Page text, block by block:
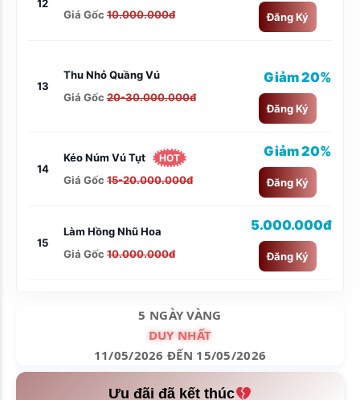
12
Giá Gốc 10.000.000đ Đăng Ký
13
Thu Nhỏ Quầng Vú
Giá Gốc 20-30.000.000đ
Giảm 20%
Đăng Ký
14
Kéo Núm Vú Tụt HOT
Giá Gốc 15-20.000.000đ
Giảm 20%
Đăng Ký
15
Làm Hồng Nhũ Hoa
Giá Gốc 10.000.000đ
5.000.000đ
Đăng Ký
5 NGÀY VÀNG
DUY NHẤT
11/05/2026 ĐẾN 15/05/2026
Ưu đãi đã kết thúc